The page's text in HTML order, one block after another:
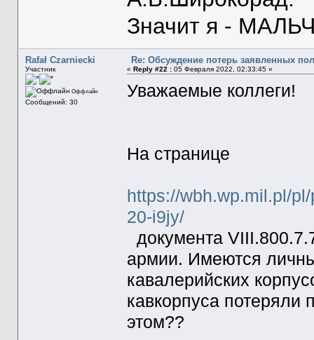
Значит я -
Rafał Czarniecki
Участник
Оффлайн
Сообщений: 30
Re: Обсуждение потерь заявленных
« Reply #22 :05 Февраля 2022, 02:33:45 »
Уважаемые коллеги!
На странице
https://wbh.wp.mil.pl/
20-i9jy/
документа
армии. Имеются
кавалерийских
кавкорпуса потеряли
этом??